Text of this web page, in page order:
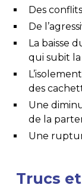
Des
De
La baisse
qui subit la
des
Une
de la
Une
Trucs